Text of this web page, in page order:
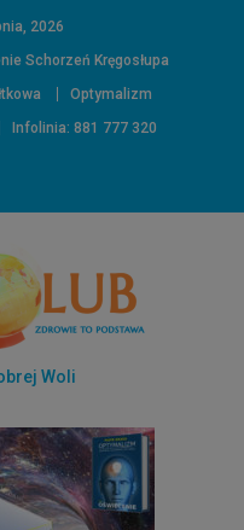
2026
Schorzeń Kręgosłupa
Optymalizm
Infolinia: 881 777 320
Woli